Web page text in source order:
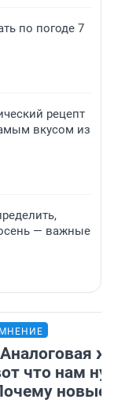
по погоде 7
рецепт
вкусом из
— важные
МНЕНИЕ
что нам
новые